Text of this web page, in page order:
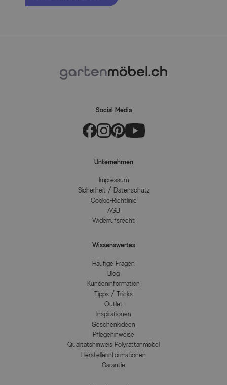
Social Media
Unternehmen
Impressum
Sicherheit / Datenschutz
Cookie-Richtlinie
AGB
Widerrufsrecht
Wissenswertes
Häufige Fragen
Blog
Kundeninformation
Tipps / Tricks
Outlet
Inspirationen
Geschenkideen
Pflegehinweise
Qualitätshinweis Polyrattanmöbel
Herstellerinformationen
Garantie